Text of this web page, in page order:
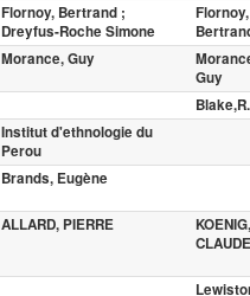
Flornoy, Bertrand ;
Dreyfus-Roche Simone
Flornoy,
Morance, Guy
Guy
Blake,R.
Institut d'ethnologie du
Perou
Brands, Eugène
ALLARD, PIERRE
KOENIG,
CLAUDE